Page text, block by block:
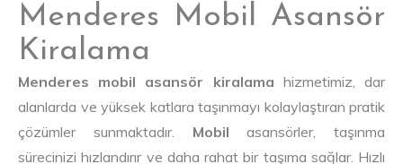
Menderes Mobil Asansör
Kiralama
Menderes mobil asansör kiralama hizmetimiz, dar
alanlarda ve yüksek katlara taşınmayı kolaylaştıran pratik
çözümler sunmaktadır. Mobilasansörler, taşınma
sürecinizi hızlandırır ve daha rahat bir taşıma sağlar. Hızlı